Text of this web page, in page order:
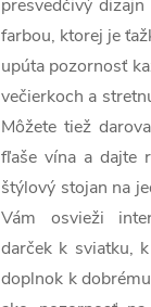
presvedčivý
farbou, ktorej je
upúta pozornosť
večierkoch a
Môžete tiež
fľaše vína a dajte
štýlový stojan na
Vám osvieži
darček k sviatku,
doplnok k